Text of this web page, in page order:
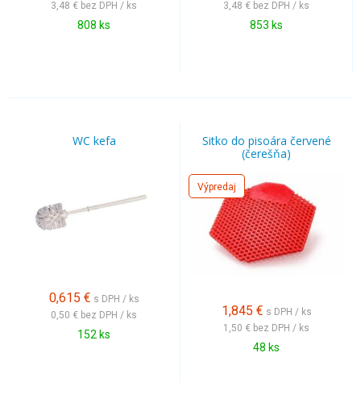
3,48 € bez DPH / ks
808 ks
3,48 € bez DPH / ks
853 ks
WC kefa
0,615 € s DPH / ks
0,50 € bez DPH / ks
152 ks
Sitko do pisoára červené
(čerešňa)
Výpredaj
1,845 € s DPH / ks
1,50 € bez DPH / ks
48 ks